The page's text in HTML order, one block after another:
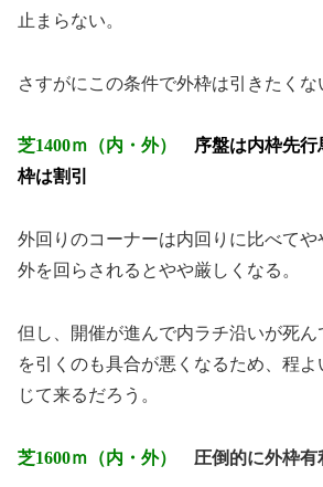
止まらない。
さすがにこの条件で外枠は引きたくな
芝1400ｍ（内・外） 序盤は内枠先
枠は割引
外回りのコーナーは内回りに比べて
外を回らされるとやや厳しくなる。
但し、開催が進んで内ラチ沿いが死
を引くのも具合が悪くなるため、程
じて来るだろう。
芝1600ｍ（内・外） 圧倒的に外枠有